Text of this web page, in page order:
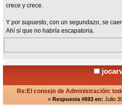
crece y crece.
Y por supuesto, con un segundazo, se
Ahí sí que no habría escapatoria.
Re:El consejo de Administración:
« Respuesta #693 en: Julio